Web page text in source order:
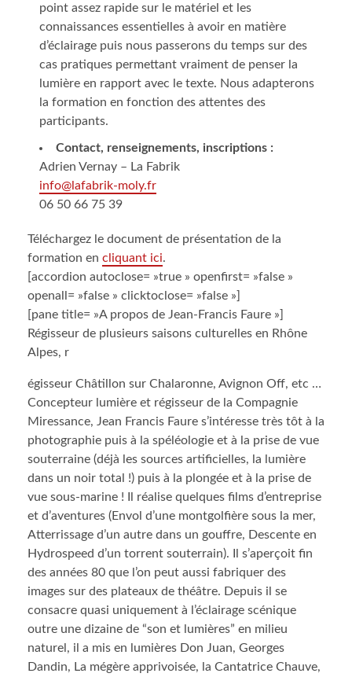
point assez rapide sur le matériel et les
connaissances essentielles à avoir en matière
d’éclairage puis nous passerons du temps sur des
cas pratiques permettant vraiment de penser la
lumière en rapport avec le texte. Nous adapterons
la formation en fonction des attentes des
participants.
Contact, renseignements, inscriptions :
Adrien Vernay – La Fabrik
info@lafabrik-moly.fr
06 50 66 75 39
Téléchargez le document de présentation de la
formation en cliquant ici.
[accordion autoclose= »true » openfirst= »false »
openall= »false » clicktoclose= »false »]
[pane title= »A propos de Jean-Francis Faure »]
Régisseur de plusieurs saisons culturelles en Rhône
Alpes, r
égisseur Châtillon sur Chalaronne, Avignon Off, etc …
Concepteur lumière et régisseur de la Compagnie
Miressance, Jean Francis Faure s’intéresse très tôt à la
photographie puis à la spéléologie et à la prise de vue
souterraine (déjà les sources artificielles, la lumière
dans un noir total !) puis à la plongée et à la prise de
vue sous-marine ! Il réalise quelques films d’entreprise
et d’aventures (Envol d’une montgolfière sous la mer,
Atterrissage d’un autre dans un gouffre, Descente en
Hydrospeed d’un torrent souterrain). Il s’aperçoit fin
des années 80 que l’on peut aussi fabriquer des
images sur des plateaux de théâtre. Depuis il se
consacre quasi uniquement à l’éclairage scénique
outre une dizaine de “son et lumières” en milieu
naturel, il a mis en lumières Don Juan, Georges
Dandin, La mégère apprivoisée, la Cantatrice Chauve,